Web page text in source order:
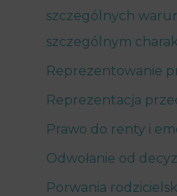
szczególnych
szczególnym
Reprezentowanie
Reprezentacja
Prawo do renty i
Odwołanie od
Porwania